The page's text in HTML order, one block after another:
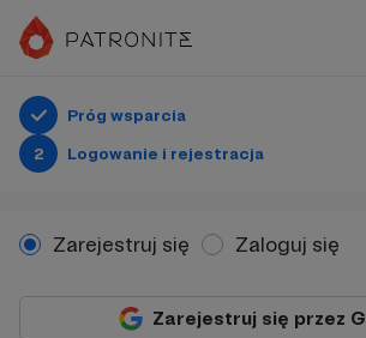
Próg wsparcia
2
Logowanie i rejestracja
Zarejestruj się Zaloguj się
Zarejestruj się przez